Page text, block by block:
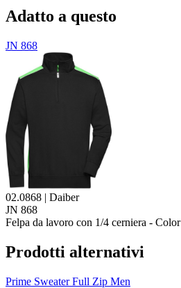
Adatto a questo
JN 868
02.0868 | Daiber
JN 868
Felpa da lavoro con 1/4 cerniera - Color
Prodotti alternativi
Prime Sweater Full Zip Men